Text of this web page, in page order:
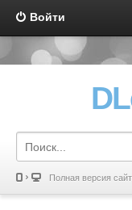
Войти
Полная версия